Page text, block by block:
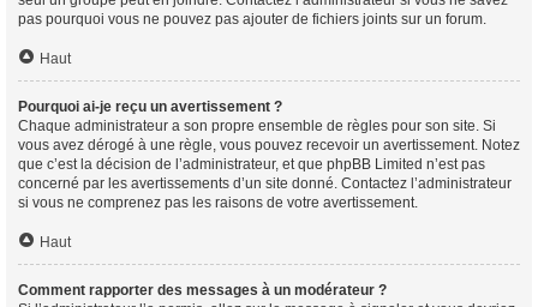
pas pourquoi vous ne pouvez pas ajouter de fichiers joints sur un forum.
Haut
Pourquoi ai-je reçu un avertissement ?
Chaque administrateur a son propre ensemble de règles pour son site. Si
vous avez dérogé à une règle, vous pouvez recevoir un avertissement. Notez
que c’est la décision de l’administrateur, et que phpBB Limited n’est pas
concerné par les avertissements d’un site donné. Contactez l’administrateur
si vous ne comprenez pas les raisons de votre avertissement.
Haut
Comment rapporter des messages à un modérateur ?